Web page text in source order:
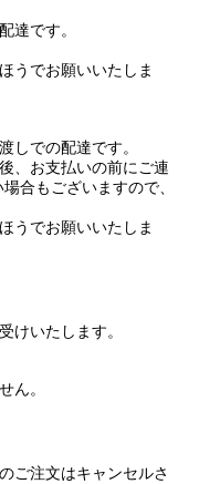
達です。
うでお願いいたしま
しでの配達です。
、お支払いの前にご連
合もございますので、
うでお願いいたしま
けいたします。
ん。
ご注文はキャンセルさ